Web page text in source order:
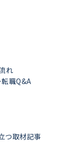
れ
転職Q&A
つ取材記事